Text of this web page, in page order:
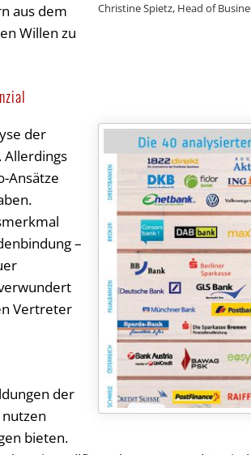
Christine Spietz, Head of
aus dem
Willen zu
der
Allerdings
Ansätze
–
Vertreter
der
bieten.